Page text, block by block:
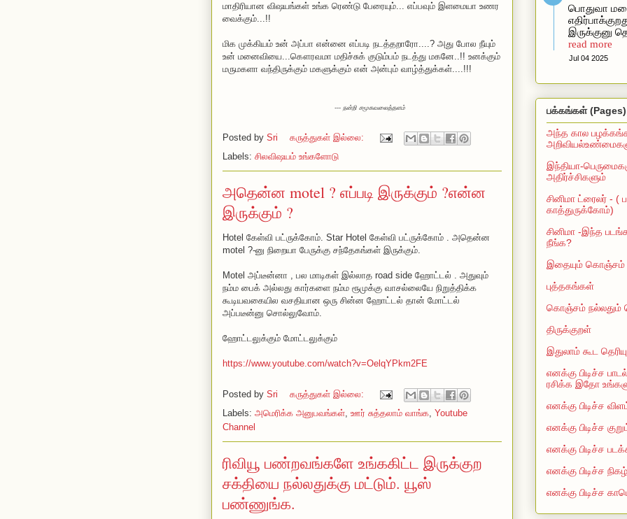
மாதிரியான விஷயங்கள் உங்க ரெண்டு பேரையும்... எப்பவும் இளமையா உணர
வைக்கும்...!!
மிக முக்கியம் உன் அப்பா என்னை எப்படி நடத்தறாரோ....? அது போல நீயும்
உன் மனைவியை...கௌரவமா மதிச்சுக் குடும்பம் நடத்து மகனே..!! உனக்கும்
மருமகளா வந்திருக்கும் மகளுக்கும் என் அன்பும் வாழ்த்துக்கள்....!!!
--- நன்றி சமூகவலைத்தளம்
Posted by Sri
கருத்துகள் இல்லை:
Labels: சிலவிஷயம் உங்களோடு
அதென்ன motel ? எப்படி இருக்கும் ?என்ன
இருக்கும் ?
Hotel கேள்வி பட்ருக்கோம். Star Hotel கேள்வி பட்ருக்கோம் . அதென்ன
motel ?-னு நிறையா பேருக்கு சந்தேகங்கள் இருக்கும்.
Motel அப்டீன்னா , பல மாடிகள் இல்லாத road side ஹோட்டல் . அதுவும்
நம்ம பைக் அல்லது கார்களை நம்ம ரூமுக்கு வாசல்லையே நிறுத்திக்க
கூடியவகையில வசதியான ஒரு சின்ன ஹோட்டல் தான் மோட்டல்
அப்படீன்னு சொல்லுவோம்.
ஹோட்டலுக்கும் மோட்டலுக்கும்
https://www.youtube.com/watch?v=OelqYPkm2FE
Posted by Sri
கருத்துகள் இல்லை:
Labels: அமெரிக்க அனுபவங்கள், ஊர் சுத்தலாம் வாங்க, Youtube
Channel
ரிவியூ பண்றவங்களே உங்ககிட்ட இருக்குற
சக்தியை நல்லதுக்கு மட்டும். யூஸ்
பண்ணுங்க.
பொதுவா
இருக்குனு
read more
Jul 04 2025
பக்கங்கள் (Pages)
அந்த கால
இந்தியா-
அதிர்ச்சிகளும்
சினிமா ட்ரைலர் - (
காத்துருக்கோம்)
சினிமா -இந்த
நீங்க?
இதையும் கொஞ்சம்
புத்தகங்கள்
கொஞ்சம் நல்லதும்
திருக்குறள்
இதுலாம் கூட
எனக்கு பிடிச்ச
ரசிக்க இதோ
எனக்கு பிடிச்ச
எனக்கு பிடிச்ச
எனக்கு பிடிச்ச
எனக்கு பிடிச்ச
எனக்கு பிடிச்ச